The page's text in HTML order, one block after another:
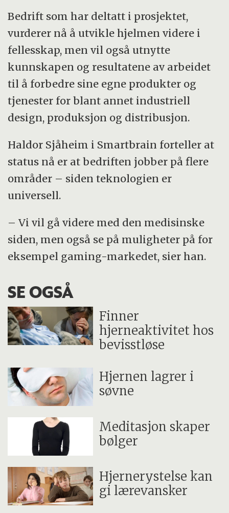
Bedrift som har deltatt i prosjektet,
vurderer nå å utvikle hjelmen videre i
fellesskap, men vil også utnytte
kunnskapen og resultatene av arbeidet
til å forbedre sine egne produkter og
tjenester for blant annet industriell
design, produksjon og distribusjon.
Haldor Sjåheim i Smartbrain forteller at
status nå er at bedriften jobber på flere
områder – siden teknologien er
universell.
– Vi vil gå videre med den medisinske
siden, men også se på muligheter på for
eksempel gaming-markedet, sier han.
SE OGSÅ
Finner
hjerneaktivitet hos
bevisstløse
Hjernen lagrer i
søvne
Meditasjon skaper
bølger
Hjernerystelse kan
gi lærevansker